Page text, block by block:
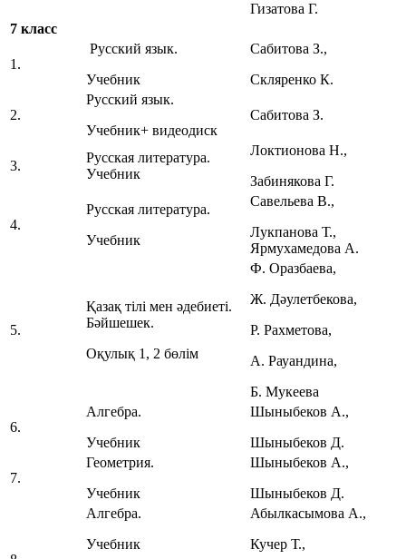
Гизатова Г.
7 класс
1.
Русский язык.
Учебник
Сабитова З.,
Скляренко К.
2.
Русский язык.
Учебник+ видеодиск
Сабитова З.
3.
Русская литература.
Учебник
Локтионова Н.,
Забинякова Г.
4.
Русская литература.
Учебник
Савельева В.,
Лукпанова Т.,
Ярмухамедова А.
5.
Қазақ тілі мен әдебиеті.
Бәйшешек.
Оқулық 1, 2 бөлім
Ф. Оразбаева,
Ж. Дәулетбекова,
Р. Рахметова,
А. Рауандина,
Б. Мукеева
6.
Алгебра.
Учебник
Шыныбеков А.,
Шыныбеков Д.
7.
Геометрия.
Учебник
Шыныбеков А.,
Шыныбеков Д.
Алгебра.
Учебник
Абылкасымова А.,
Кучер Т.,